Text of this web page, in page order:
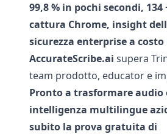
99,8 % in pochi secondi, 134
cattura Chrome, insight
sicurezza enterprise a
AccurateScribe.ai supera
team prodotto, educator e
Pronto a trasformare audio
intelligenza multilingue
subito la prova gratuita di